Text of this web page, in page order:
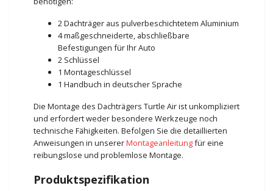
2 Dachträger aus pulverbeschichtetem Aluminium
4 maßgeschneiderte, abschließbare
Befestigungen für Ihr Auto
2 Schlüssel
1 Montageschlüssel
1 Handbuch in deutscher Sprache
Die Montage des Dachträgers Turtle Air ist unkompliziert
und erfordert weder besondere Werkzeuge noch
technische Fähigkeiten. Befolgen Sie die detaillierten
Anweisungen in unsererMontageanleitungfür eine
reibungslose und problemlose Montage.
Produktspezifikation